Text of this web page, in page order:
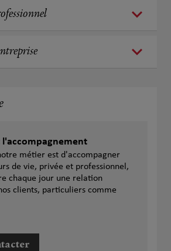
l'accompagnement
métier est d'accompagner
de vie, privée et professionnel,
chaque jour une relation
clients, particuliers comme